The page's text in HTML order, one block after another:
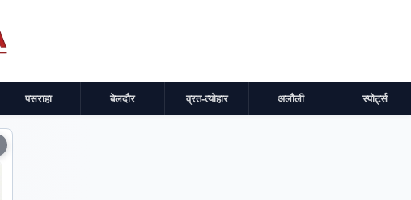
पसराहा बेलदौर व्रत-त्योहार अलौली स्पोर्ट्स